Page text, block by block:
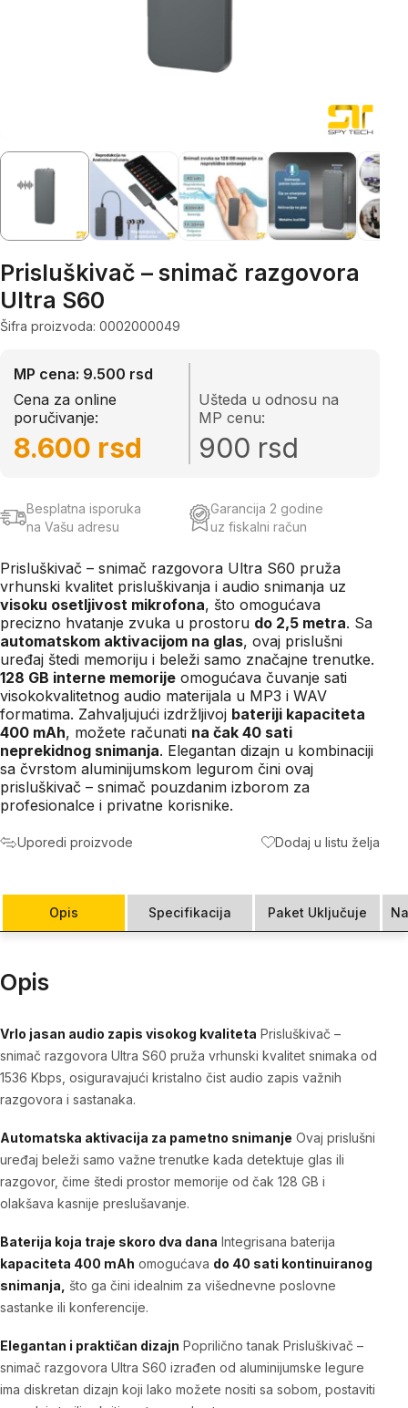
Prisluškivač – snimač razgovora
Ultra S60
Šifra proizvoda: 0002000049
MP cena: 9.500 rsd
Cena za online
poručivanje:
8.600 rsd
Ušteda u odnosu na
MP cenu:
900 rsd
Prisluškivač – snimač razgovora Ultra S60 pruža
vrhunski kvalitet prisluškivanja i audio snimanja uz
visoku osetljivost mikrofona, što omogućava
precizno hvatanje zvuka u prostoru do 2,5 metra. Sa
automatskom aktivacijom na glas, ovaj prislušni
uređaj štedi memoriju i beleži samo značajne trenutke.
128 GB interne memorije omogućava čuvanje sati
visokokvalitetnog audio materijala u MP3 i WAV
formatima. Zahvaljujući izdržljivoj bateriji kapaciteta
400 mAh, možete računati na čak 40 sati
neprekidnog snimanja. Elegantan dizajn u kombinaciji
sa čvrstom aluminijumskom legurom čini ovaj
prisluškivač – snimač pouzdanim izborom za
profesionalce i privatne korisnike.
Uporedi proizvode Dodaj u listu želja
Besplatna isporuka
na Vašu adresu
Garancija 2 godine
uz fiskalni račun
Opis Specifikacija Paket Uključuje
Opis
Vrlo jasan audio zapis visokog kvaliteta Prisluškivač –
snimač razgovora Ultra S60 pruža vrhunski kvalitet snimaka od
1536 Kbps, osiguravajući kristalno čist audio zapis važnih
razgovora i sastanaka.
Automatska aktivacija za pametno snimanje Ovaj prislušni
uređaj beleži samo važne trenutke kada detektuje glas ili
razgovor, čime štedi prostor memorije od čak 128 GB i
olakšava kasnije preslušavanje.
Baterija koja traje skoro dva dana Integrisana baterija
kapaciteta 400 mAh omogućava do 40 sati kontinuiranog
snimanja,
što ga čini idealnim za višednevne poslovne
sastanke ili konferencije.
Elegantan i praktičan dizajn Poprilično tanak Prisluškivač –
snimač razgovora Ultra S60 izrađen od aluminijumske legure
ima diskretan dizajn koji lako možete nositi sa sobom, postaviti